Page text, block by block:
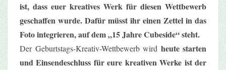
ist, dass euer kreatives Werk für diesen Wettbewerb
geschaffen wurde. Dafür müsst ihr einen Zettel in das
Foto integrieren, auf dem „15 Jahre Cubeside“ steht.
Der Geburtstags-Kreativ-Wettbewerb wird heute starten
und Einsendeschluss für eure kreativen Werke ist der